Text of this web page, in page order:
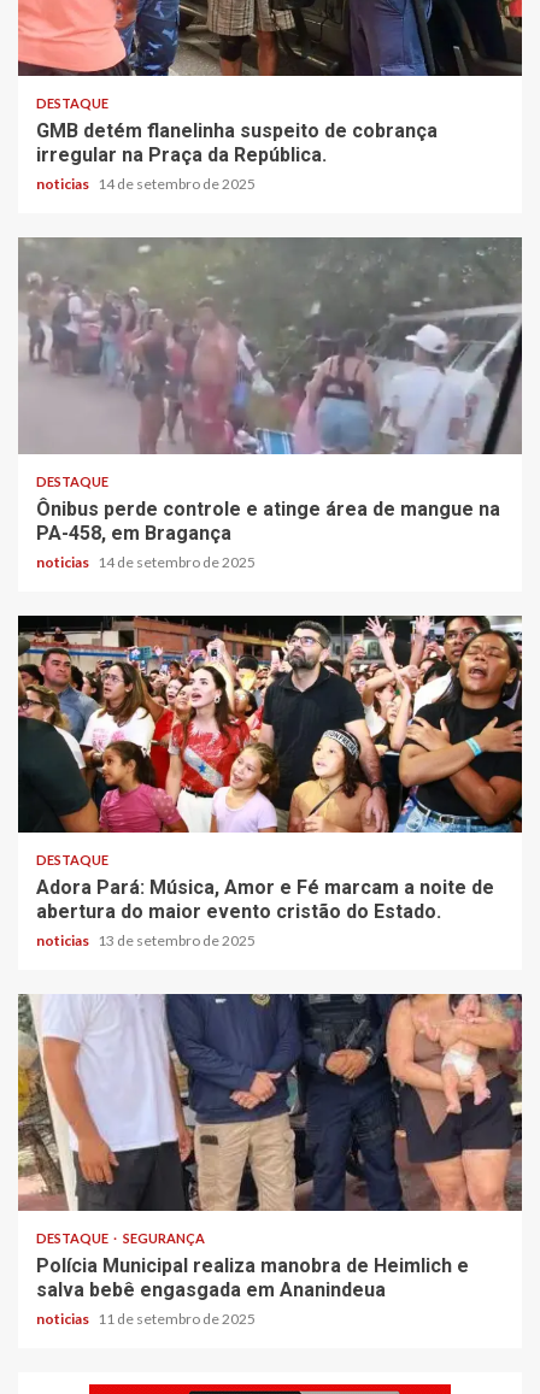
DESTAQUE
GMB detém flanelinha suspeito de cobrança
irregular na Praça da República.
noticias 14 de setembro de 2025
DESTAQUE
Ônibus perde controle e atinge área de mangue na
PA-458, em Bragança
noticias 14 de setembro de 2025
DESTAQUE
Adora Pará: Música, Amor e Fé marcam a noite de
abertura do maior evento cristão do Estado.
noticias 13 de setembro de 2025
DESTAQUE SEGURANÇA
Polícia Municipal realiza manobra de Heimlich e
salva bebê engasgada em Ananindeua
noticias 11 de setembro de 2025